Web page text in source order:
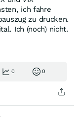
ich fahre
zu drucken.
Ich (noch) nicht.
0 0